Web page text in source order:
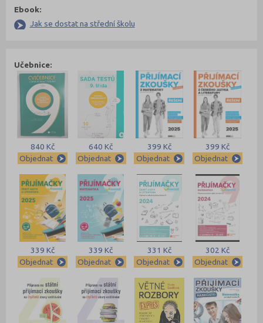
Ebook:
Jak se dostat na střední školu
Učebnice:
840 Kč
Objednat
640 Kč
Objednat
399 Kč
Objednat
399 Kč
Objednat
339 Kč
Objednat
339 Kč
Objednat
331 Kč
Objednat
302 Kč
Objednat